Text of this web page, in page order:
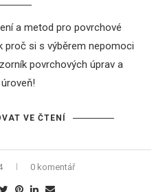
a metod pro povrchové
proč si s výběrem nepomoci
povrchových úprav a
VE ČTENÍ
0 komentář